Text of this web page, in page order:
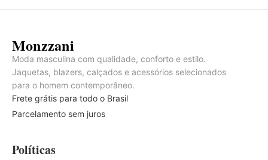
Monzzani
Moda masculina com qualidade, conforto e estilo.
Jaquetas, blazers, calçados e acessórios selecionados
para o homem contemporâneo.
Frete grátis para todo o Brasil
Parcelamento sem juros
Políticas